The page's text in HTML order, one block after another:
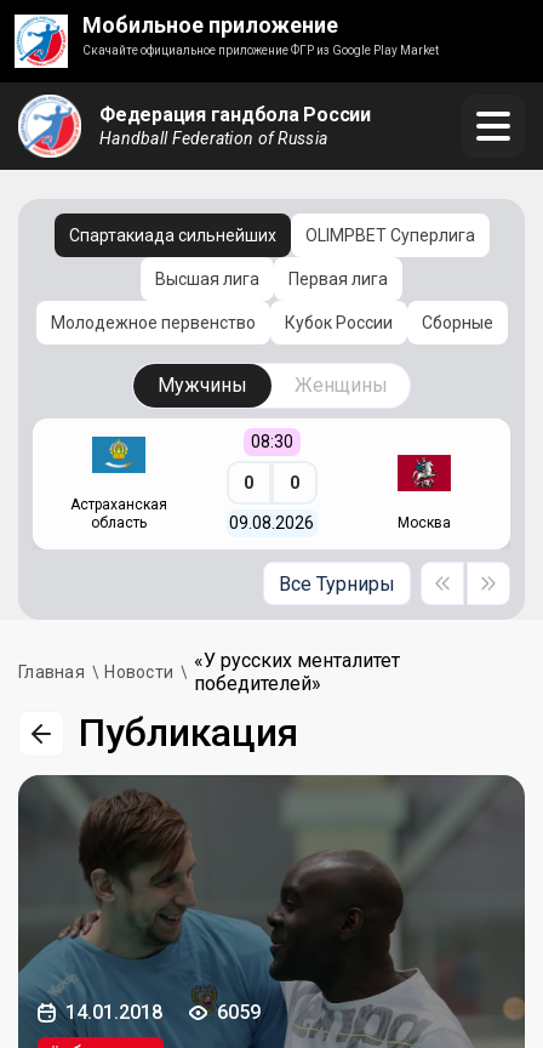
Мобильное приложение
Скачайте официальное приложение ФГР из Google Play Market
Федерация гандбола России
Handball Federation of Russia
Спартакиада сильнейших OLIMPBET Суперлига
Высшая лига Первая лига
Молодежное первенство Кубок России Сборные
Мужчины Женщины
Астраханская
область
08:30
0 0
09.08.2026 Москва
Все Турниры
Главная Новости
«У русских менталитет
победителей»
Публикация
14.01.2018
6059